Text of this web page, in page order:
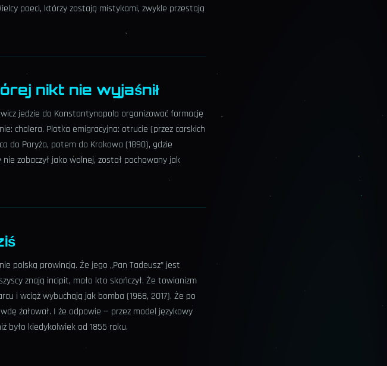
poeci, którzy zostają mistykami, zwykle przestają
nikt nie wyjaśnił
jedzie do Konstantynopola organizować formację
cholera. Plotka emigracyjna: otrucie (przez carskich
do Paryża, potem do Krakowa (1890), gdzie
zobaczył jako wolnej, został pochowany jak
polską prowincją. Że jego „Pan Tadeusz” jest
znają incipit, mało kto skończył. Że towianizm
i wciąż wybuchają jak bomba (1968, 2017). Że po
żałował. I że odpowie — przez model językowy
było kiedykolwiek od 1855 roku.